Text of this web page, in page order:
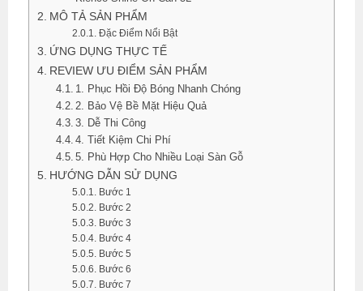
MÔ TẢ SẢN PHẨM
Đặc Điểm Nổi Bật
ỨNG DỤNG THỰC TẾ
REVIEW ƯU ĐIỂM SẢN PHẨM
1. Phục Hồi Độ Bóng Nhanh Chóng
2. Bảo Vệ Bề Mặt Hiệu Quả
3. Dễ Thi Công
4. Tiết Kiệm Chi Phí
5. Phù Hợp Cho Nhiều Loại Sàn Gỗ
HƯỚNG DẪN SỬ DỤNG
Bước 1
Bước 2
Bước 3
Bước 4
Bước 5
Bước 6
Bước 7